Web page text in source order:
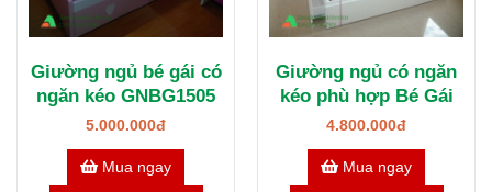
Giường ngủ bé gái có
ngăn kéo GNBG1505
5.000.000đ
Mua ngay
Giường ngủ có ngăn
kéo phù hợp Bé Gái
4.800.000đ
Mua ngay